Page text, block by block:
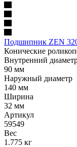
Подшипник ZEN
Конические
Внутренний
90 мм
Наружный диаметр
140 мм
Ширина
32 мм
Артикул
59549
Вес
1.775 кг